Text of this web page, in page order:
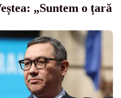
„Suntem o țară